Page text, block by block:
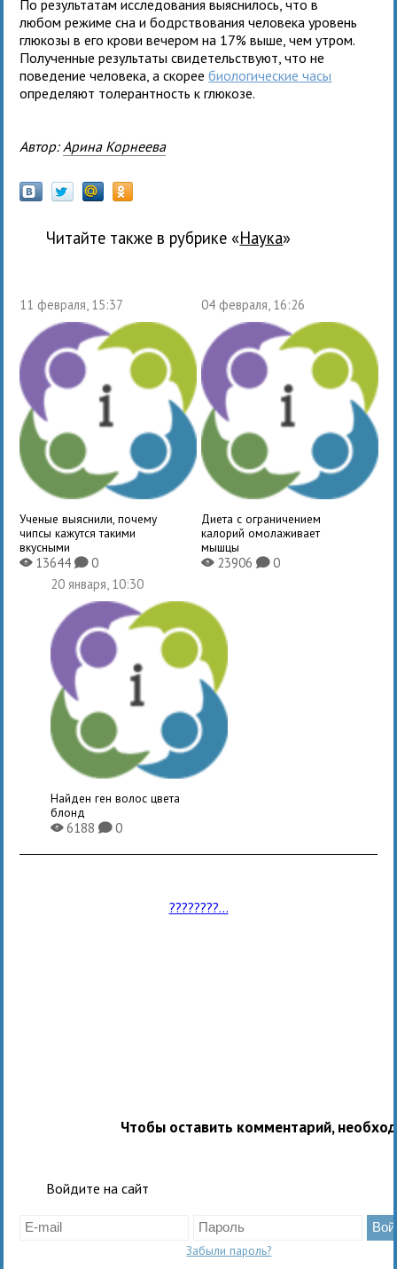
По результатам исследования выяснилось, что в
любом режиме сна и бодрствования человека уровень
глюкозы в его крови вечером на 17% выше, чем утром.
Полученные результаты свидетельствуют, что не
поведение человека, а скореебиологические часы
определяют толерантность к глюкозе.
Автор: Арина Корнеева
Читайте также в рубрике « наука»
11 февраля, 15:37
Ученые выяснили, почему
чипсы кажутся такими
вкусными
X13644K0
04 февраля, 16:26
Диета с ограничением
калорий омолаживает
мышцы
X23906 K0
20 января, 10:30
Найден ген волос цвета
блонд
X6188K0
????????...
Чтобы оставить комментарий,
Войдите на сайт
Забыли пароль?